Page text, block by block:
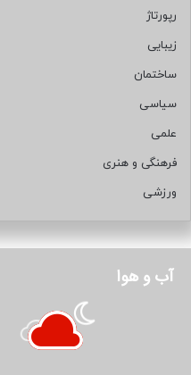
رپورتاژ
زیبایی
ساختمان
سیاسی
علمی
فرهنگی و هنری
ورزشی
آب و هوا